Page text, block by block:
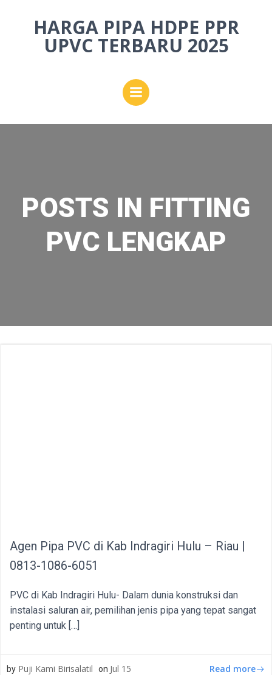
to
content
HARGA PIPA HDPE PPR
UPVC TERBARU 2025
POSTS IN FITTING
PVC LENGKAP
Agen Pipa PVC di Kab Indragiri Hulu – Riau |
0813-1086-6051
PVC di Kab Indragiri Hulu- Dalam dunia konstruksi dan
instalasi saluran air, pemilihan jenis pipa yang tepat sangat
penting untuk […]
by Puji Kami Birisalatil on Jul 15 Read more